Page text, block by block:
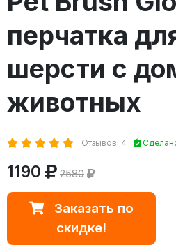
перчатка
шерсти с
животных
Отзывов: 4
1190 2580
Заказать по
скидке!